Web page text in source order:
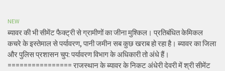
NEW
ब्यावर की भी सीमेंट फैक्ट्री से ग्रामीणों का जीना मुश्किल। प्रतिबंधित केमिकल
कचरे के इस्तेमाल से पर्यावरण, पानी जमीन सब कुछ खराब हो रहा है। ब्यावर का जिला
और पुलिस प्रशासन चुप: पर्यावरण विभाग के अधिकारी तो अंधे हैं।
================ राजस्थान के ब्यावर के निकट अंधेरी देवरी में श्री सीमेंट